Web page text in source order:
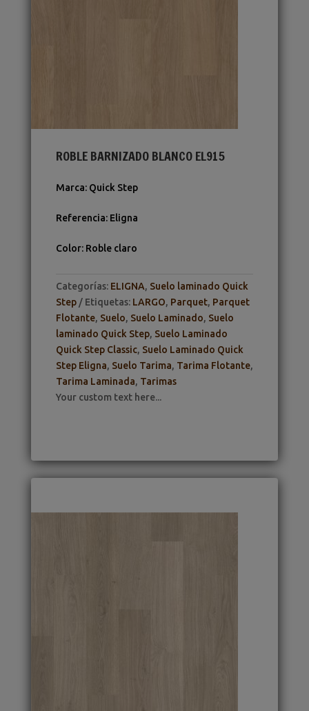
ROBLE BARNIZADO BLANCO EL915
Marca: Quick Step
Referencia: Eligna
Color: Roble claro
Categorías: ELIGNA, Suelo laminado Quick
Step
Etiquetas: LARGO, Parquet, Parquet
Flotante, Suelo, Suelo Laminado, Suelo
laminado Quick Step, Suelo Laminado
Quick Step Classic, Suelo Laminado Quick
Step Eligna, Suelo Tarima, Tarima Flotante,
Tarima Laminada, Tarimas
Your custom text here...